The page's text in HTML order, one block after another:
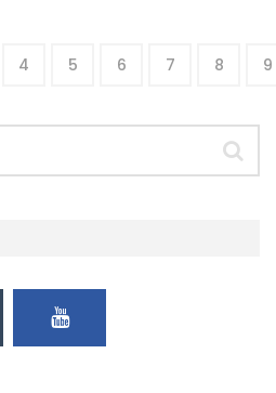
4 5 6 7 8 9